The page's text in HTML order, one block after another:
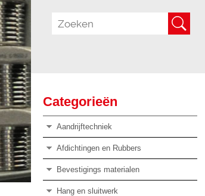
Categorieën
Aandrijftechniek
Afdichtingen en Rubbers
Bevestigings materialen
Hang en sluitwerk